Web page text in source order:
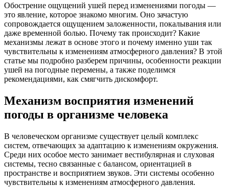
Обострение ощущений ушей перед изменениями погоды —
это явление, которое знакомо многим. Оно зачастую
сопровождается ощущением заложенности, покалывания или
даже временной болью. Почему так происходит? Какие
механизмы лежат в основе этого и почему именно уши так
чувствительны к изменениям атмосферного давления? В этой
статье мы подробно разберем причины, особенности реакции
ушей на погодные перемены, а также поделимся
рекомендациями, как смягчить дискомфорт.
Механизм восприятия изменений
погоды в организме человека
В человеческом организме существует целый комплекс
систем, отвечающих за адаптацию к изменениям окружения.
Среди них особое место занимает вестибулярная и слуховая
системы, тесно связанные с балансом, ориентацией в
пространстве и восприятием звуков. Эти системы особенно
чувствительны к изменениям атмосферного давления.